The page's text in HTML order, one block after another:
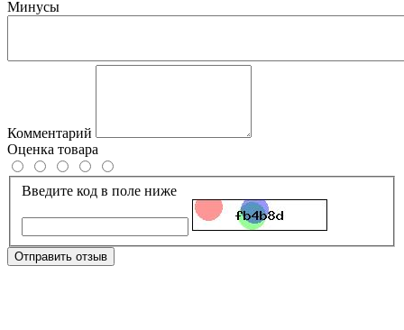
Минусы
Комментарий
Оценка товара
Введите код в поле ниже
Отправить отзыв